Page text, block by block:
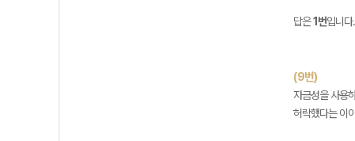
답은1번입니
(9번)
자금성을 사용
허락했다는 이